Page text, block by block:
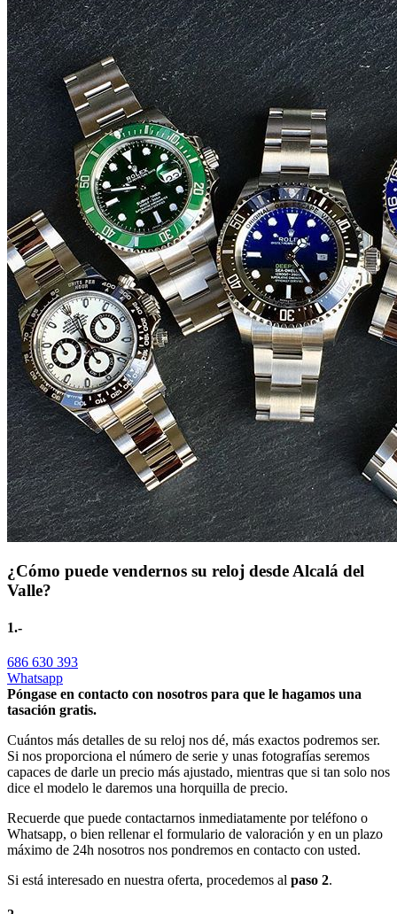
¿Cómo puede vendernos su reloj desde Alcalá del
Valle?
1.-
686 630 393
Whatsapp
Póngase en contacto con nosotros para que le hagamos una
tasación gratis.
Cuántos más detalles de su reloj nos dé, más exactos podremos ser.
Si nos proporciona el número de serie y unas fotografías seremos
capaces de darle un precio más ajustado, mientras que si tan solo nos
dice el modelo le daremos una horquilla de precio.
Recuerde que puede contactarnos inmediatamente por teléfono o
Whatsapp, o bien rellenar el formulario de valoración y en un plazo
máximo de 24h nosotros nos pondremos en contacto con usted.
Si está interesado en nuestra oferta, procedemos al paso 2.